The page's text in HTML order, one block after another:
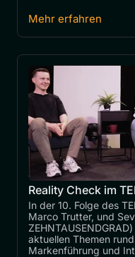
Mehr erfahren
Reality Check im
In der 10. Folge des
Marco Trutter, und
aktuellen Themen
Markenführung und